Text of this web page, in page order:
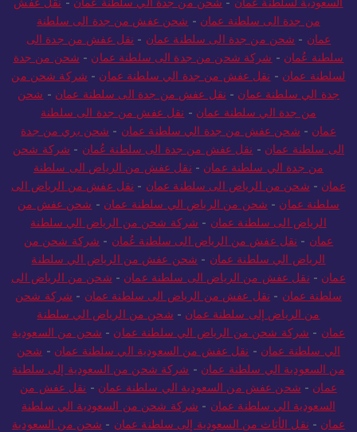
من جدة الى سلطنة عمان - شحن عفش من جدة الى سلطنة
عمان - شحن من جدة الى سلطنة عمان - نقل عفش من جدة الى
سلطنة عُمان - شركة شحن من جدة الى سلطنة عمان - شحن من جدة
لسلطنة عمان - نقل عفش من جدة الي سلطنة عمان - شركة شحن من
جدة الي سلطنة عمان - نقل عفش من جدة الى سلطنة عمان - شحن
من جدة الي سلطنة عمان - نقل عفش من جدة الى سلطنة
عمان - شحن عفش من جدة الي سلطنة عمان - شحن بري من جدة
الى سلطنة عمان - نقل عفش من جدة الى سلطنة عُمان - شركة شحن
من جدة الي سلطنة عمان - نقل عفش من الرياض الى سلطنة
عمان - شحن من الرياض الى سلطنة عمان - نقل عفش من الرياض الى
سلطنة عمان - شحن من الرياض الي سلطنة عمان - شحن عفش من
الرياض الى سلطنة عمان - شركة شحن من الرياض الي سلطنة
عمان - نقل عفش من الرياض الى سلطنة عُمان - شركة شحن من
الرياض الي سلطنة عمان - شحن عفش من الرياض الي سلطنة
عمان - نقل عفش من الرياض الى سلطنة عمان - شحن من الرياض الى
سلطنة عمان - نقل عفش من الرياض الى سلطنة عمان - شركة شحن
من الرياض إلى سلطنة عمان - شحن من الرياض الي سلطنة
عمان - شركة شحن من الرياض الي سلطنة عمان - شحن من السعودية
الي سلطنة عمان - نقل عفش من السعودية الي سلطنة عمان - شحن
من السعودية الي سلطنة عمان - شركة شحن من السعودية إلى سلطنة
عمان - شحن عفش من السعودية الي سلطنة عمان - نقل عفش من
السعودية الي سلطنة عمان - شركة شحن من السعودية الي سلطنة
عمان - نقل الأثاث من السعودية إلى سلطنة عمان - شحن من السعودية